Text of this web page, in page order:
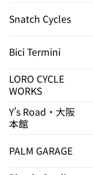
Snatch Cycles
Bici Termini
LORO CYCLE
WORKS
Y’s Road・大阪
本館
PALM GARAGE